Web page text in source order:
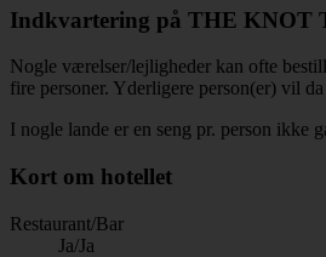
Indkvartering på THE KNOT
Nogle værelser/lejligheder kan ofte
fire personer. Yderligere person(er) vil
I nogle lande er en seng pr. person ikke
Kort om hotellet
Restaurant/Bar
Ja/Ja